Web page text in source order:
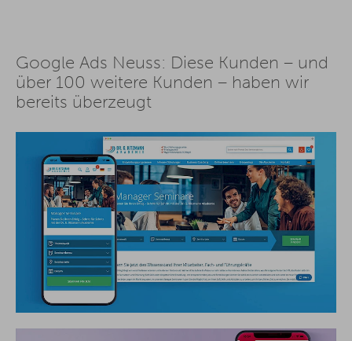
Google Ads Neuss: Diese Kunden – und
über 100 weitere Kunden – haben wir
bereits überzeugt